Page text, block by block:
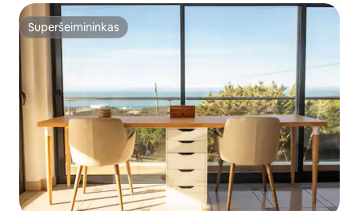
Superšeimininkas
Superšeimininkas